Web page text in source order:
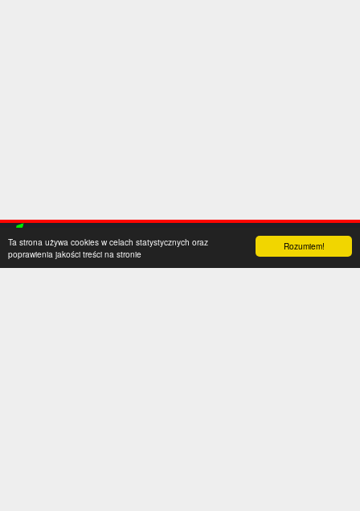
Rozumiem!
Ta strona używa cookies w celach statystycznych oraz
poprawienia jakości treści na stronie